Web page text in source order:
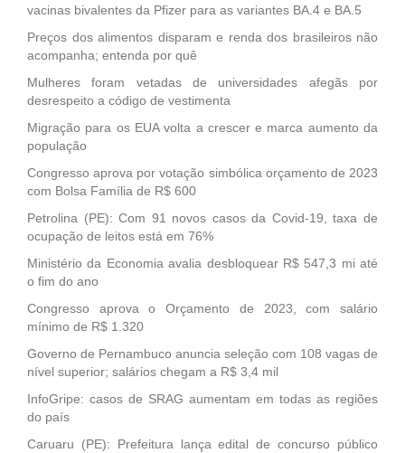
vacinas bivalentes da Pfizer para as variantes BA.4 e BA.5
Preços dos alimentos disparam e renda dos brasileiros não
acompanha; entenda por quê
Mulheres foram vetadas de universidades afegãs por
desrespeito a código de vestimenta
Migração para os EUA volta a crescer e marca aumento da
população
Congresso aprova por votação simbólica orçamento de 2023
com Bolsa Família de R$ 600
Petrolina (PE): Com 91 novos casos da Covid-19, taxa de
ocupação de leitos está em 76%
Ministério da Economia avalia desbloquear R$ 547,3 mi até
o fim do ano
Congresso aprova o Orçamento de 2023, com salário
mínimo de R$ 1.320
Governo de Pernambuco anuncia seleção com 108 vagas de
nível superior; salários chegam a R$ 3,4 mil
InfoGripe: casos de SRAG aumentam em todas as regiões
do país
Caruaru (PE): Prefeitura lança edital de concurso público